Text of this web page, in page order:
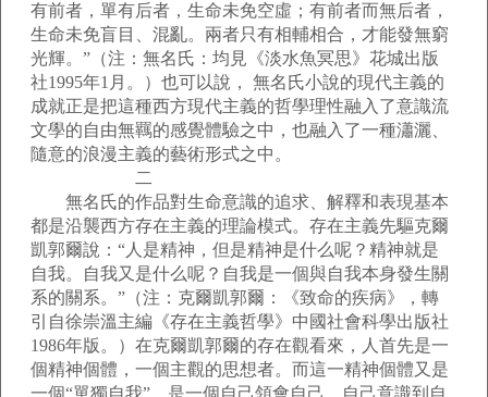
有前者，單有后者，生命未免空虛；有前者而無后者，
生命未免盲目、混亂。兩者只有相輔相合，才能發無窮
光輝。”（注：無名氏：均見《淡水魚冥思》花城出版
社1995年1月。）也可以說， 無名氏小說的現代主義的
成就正是把這種西方現代主義的哲學理性融入了意識流
文學的自由無羈的感覺體驗之中，也融入了一種瀟灑、
隨意的浪漫主義的藝術形式之中。
二
無名氏的作品對生命意識的追求、解釋和表現基本
都是沿襲西方存在主義的理論模式。存在主義先驅克爾
凱郭爾說：“人是精神，但是精神是什么呢？精神就是
自我。自我又是什么呢？自我是一個與自我本身發生關
系的關系。”（注：克爾凱郭爾：《致命的疾病》，轉
引自徐崇溫主編《存在主義哲學》中國社會科學出版社
1986年版。）在克爾凱郭爾的存在觀看來，人首先是一
個精神個體，一個主觀的思想者。而這一精神個體又是
一個“單獨自我”，是一個自己領會自己、自己意識到自